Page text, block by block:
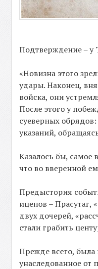
Подтверждение – у
«Новизна этого
удары. Наконец,
войска, они
После этого у
суеверных
указаний,
Казалось бы, самое
что во вверенной
Предыстория
иценов –
двух дочерей,
стали грабить
Прежде всего, была
унаследованное от